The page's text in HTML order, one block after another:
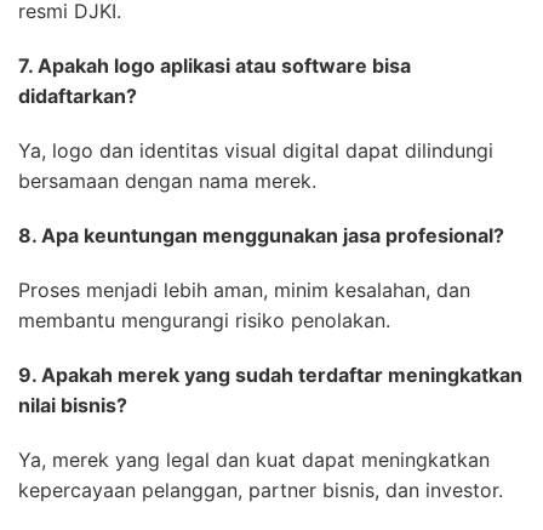
resmi DJKI.
7. Apakah logo aplikasi atau software bisa
didaftarkan?
Ya, logo dan identitas visual digital dapat dilindungi
bersamaan dengan nama merek.
8. Apa keuntungan menggunakan jasa profesional?
Proses menjadi lebih aman, minim kesalahan, dan
membantu mengurangi risiko penolakan.
9. Apakah merek yang sudah terdaftar meningkatkan
nilai bisnis?
Ya, merek yang legal dan kuat dapat meningkatkan
kepercayaan pelanggan, partner bisnis, dan investor.